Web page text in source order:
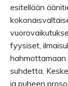
esitellään
fyysiset,
hahmottamaan
suhdetta.
ja puheen